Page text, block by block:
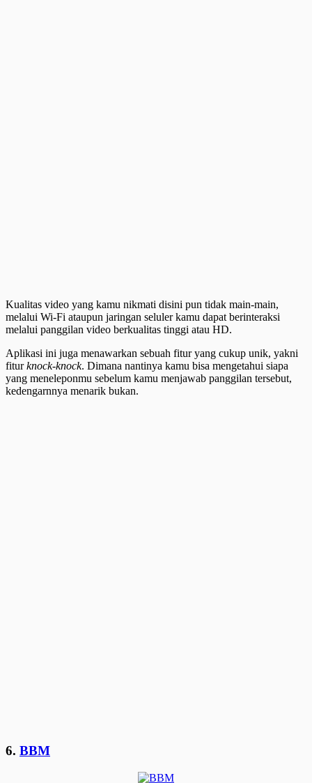
Kualitas video yang kamu nikmati disini pun tidak main-main,
melalui Wi-Fi ataupun jaringan seluler kamu dapat berinteraksi
melalui panggilan video berkualitas tinggi atau HD.
Aplikasi ini juga menawarkan sebuah fitur yang cukup unik, yakni
fiturknock-knock. Dimana nantinya kamu bisa mengetahui siapa
yang meneleponmu sebelum kamu menjawab panggilan tersebut,
kedengarnnya menarik bukan.
6. BBM